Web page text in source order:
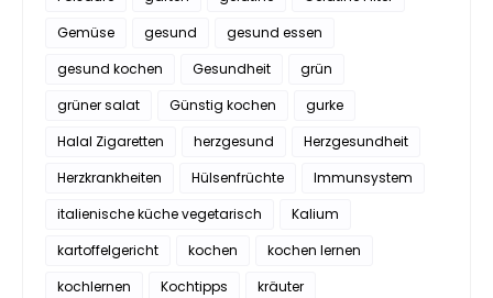
Gemüse
gesund
gesund essen
gesund kochen
Gesundheit
grün
grüner salat
Günstig kochen
gurke
Halal Zigaretten
herzgesund
Herzgesundheit
Herzkrankheiten
Hülsenfrüchte
Immunsystem
italienische küche vegetarisch
Kalium
kartoffelgericht
kochen
kochen lernen
kochlernen
Kochtipps
kräuter